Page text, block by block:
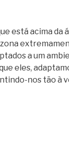
está acima da
a um
eles,
nos tão à